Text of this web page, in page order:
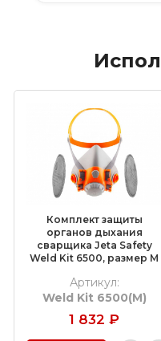
Круги
Шлифовальные
Обдирочные круги
Шлифовальные
Абразивные
Шлифовальные
Круги с
Комплект защиты
органов дыхания
сварщика Jeta Safety
Weld Kit 6500, размер M
Артикул:
Weld Kit 6500(M)
1 832 ₽